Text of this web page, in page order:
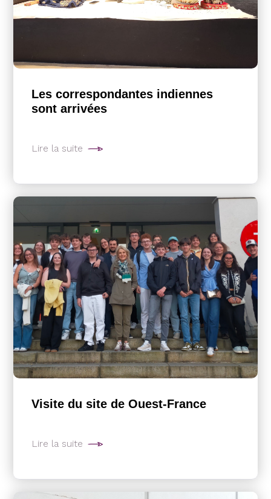
Les correspondantes indiennes
sont arrivées
Lire la suite
Visite du site de Ouest-France
Lire la suite